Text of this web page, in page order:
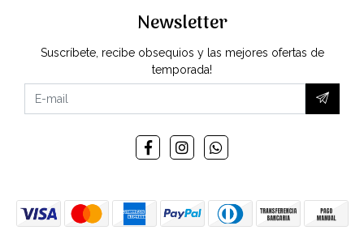
Newsletter
Suscríbete, recibe obsequios y las mejores ofertas de
temporada!